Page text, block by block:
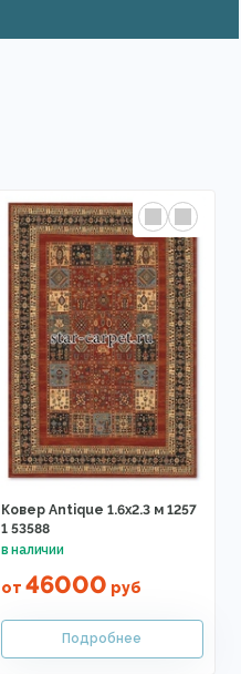
Ковер Antique 1.6x2.3 м 1257
1 53588
от 46000 руб